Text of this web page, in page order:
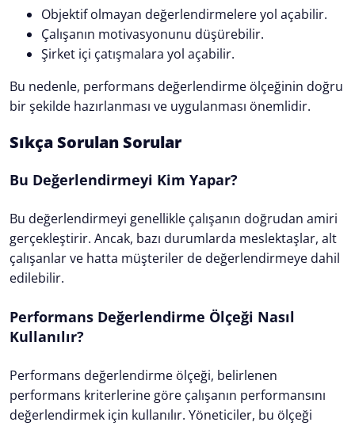
Objektif olmayan değerlendirmelere yol açabilir.
Çalışanın motivasyonunu düşürebilir.
Şirket içi çatışmalara yol açabilir.
Bu nedenle, performans değerlendirme ölçeğinin doğru
bir şekilde hazırlanması ve uygulanması önemlidir.
Sıkça Sorulan Sorular
Bu Değerlendirmeyi Kim Yapar?
Bu değerlendirmeyi genellikle çalışanın doğrudan amiri
gerçekleştirir. Ancak, bazı durumlarda meslektaşlar, alt
çalışanlar ve hatta müşteriler de değerlendirmeye dahil
edilebilir.
Performans Değerlendirme Ölçeği Nasıl
Kullanılır?
Performans değerlendirme ölçeği, belirlenen
performans kriterlerine göre çalışanın performansını
değerlendirmek için kullanılır. Yöneticiler, bu ölçeği